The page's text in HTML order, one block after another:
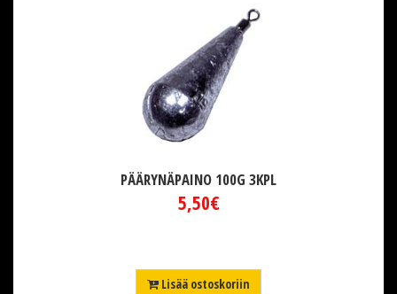
PÄÄRYNÄPAINO 100G 3KPL
5,50€
Lisää ostoskoriin